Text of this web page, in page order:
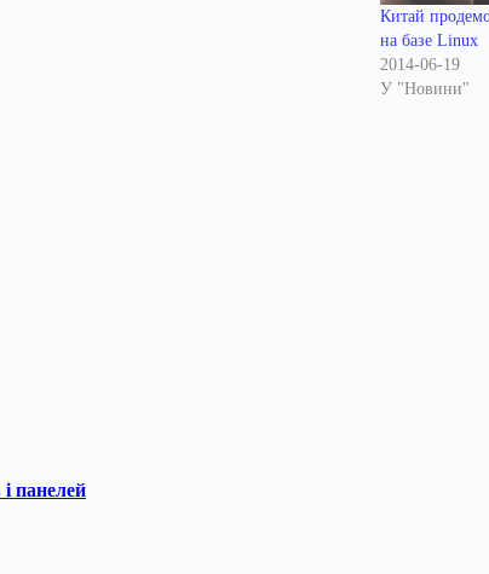
Китай
на базе Linux
2014-06-19
У "Новини"
панелей